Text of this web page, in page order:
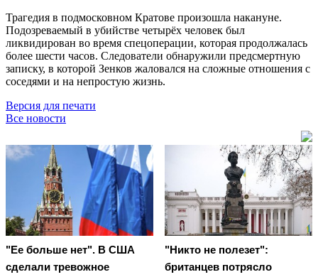
Трагедия в подмосковном Кратове произошла накануне.
Подозреваемый в убийстве четырёх человек был
ликвидирован во время спецоперации, которая продолжалась
более шести часов. Следователи обнаружили предсмертную
записку, в которой Зенков жаловался на сложные отношения с
соседями и на непростую жизнь.
Версия для печати
Все новости
"Ее больше нет". В США
сделали тревожное
"Никто не полезет":
британцев потрясло